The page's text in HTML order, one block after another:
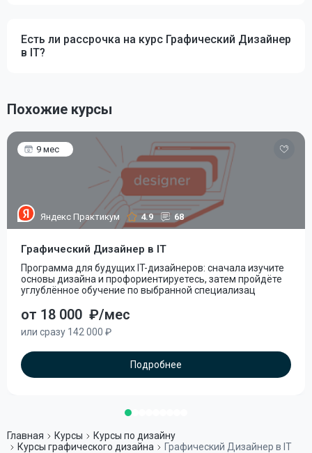
Есть ли рассрочка на курс Графический Дизайнер
в IT?
Похожие курсы
9 мес
Яндекс Практикум 4.9 68
Графический Дизайнер в IT
Программа для будущих IT-дизайнеров: сначала изучите
основы дизайна и профориентируетесь, затем пройдёте
углублённое обучение по выбранной специализац
от 18 000 ₽/мес
или сразу 142 000 ₽
Подробнее
Главная Курсы
Курсы по дизайну
Курсы графического дизайна
Графический Дизайнер в IT